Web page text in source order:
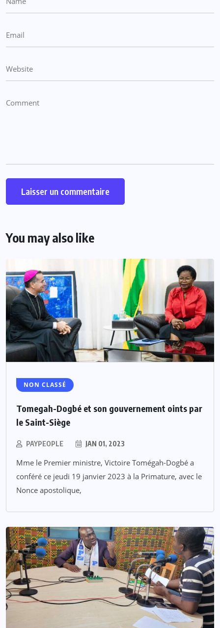
You may also like
NON CLASSÉ
Tomegah-Dogbé et son gouvernement oints par
le Saint-Siège
PAYPEOPLE JAN 01, 2023
Mme le Premier ministre, Victoire Tomégah-Dogbé a
conféré ce jeudi 19 janvier 2023 à la Primature, avec le
Nonce apostolique,